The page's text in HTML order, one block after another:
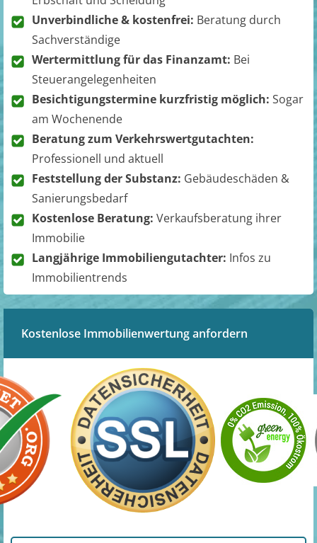
Unverbindliche & kostenfrei: Beratung durch
Sachverständige
Wertermittlung für das Finanzamt: Bei
Steuerangelegenheiten
Besichtigungstermine kurzfristig möglich: Sogar
am Wochenende
Beratung zum Verkehrswertgutachten:
Professionell und aktuell
Feststellung der Substanz: Gebäudeschäden &
Sanierungsbedarf
Kostenlose Beratung: Verkaufsberatung ihrer
Immobilie
Langjährige Immobiliengutachter: Infos zu
Immobilientrends
Kostenlose Immobilienwertung anfordern